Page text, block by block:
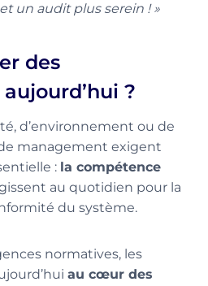
un audit plus serein ! »
des
?
d’environnement ou de
management exigent
: la compétence
au quotidien pour la
du système.
normatives, les
au cœur des